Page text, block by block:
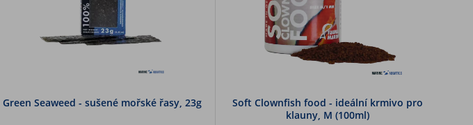
Green Seaweed - sušené mořské řasy, 23g
Soft Clownfish food - ideální krmivo pro
klauny, M (100ml)